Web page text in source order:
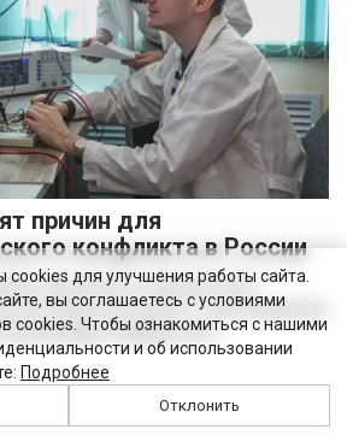
(2)
(2)
причин для
конфликта в России
хаотичность процессов и
обратной связи от руководителя
конфликтов и
для улучшения работы сайта.
вы соглашаетесь с условиями
cookies. Чтобы ознакомиться с нашими
и об использовании
Подробнее
Отклонить